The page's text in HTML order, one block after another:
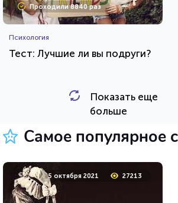
Проходили 8840 раз
Психология
Тест: Лучшие ли вы подруги?
HTML - код
Показать еще
больше
Самое популярное
5 октября 2021 27213